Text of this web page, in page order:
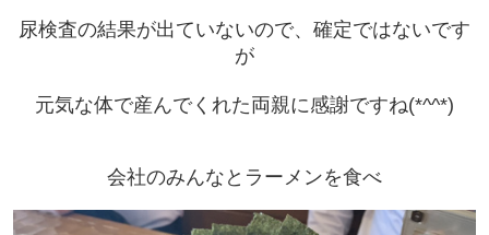
尿検査の結果が出ていないので、確定ではないです
が
元気な体で産んでくれた両親に感謝ですね(*^^*)
会社のみんなとラーメンを食べ